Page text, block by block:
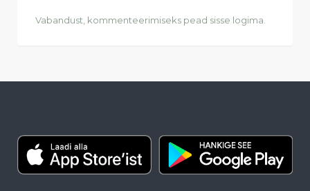
Vabandust, kommenteerimiseks pead sisse logima